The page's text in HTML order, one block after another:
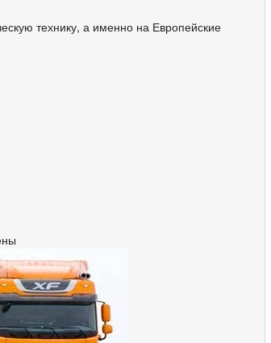
технику, а именно на Европейские